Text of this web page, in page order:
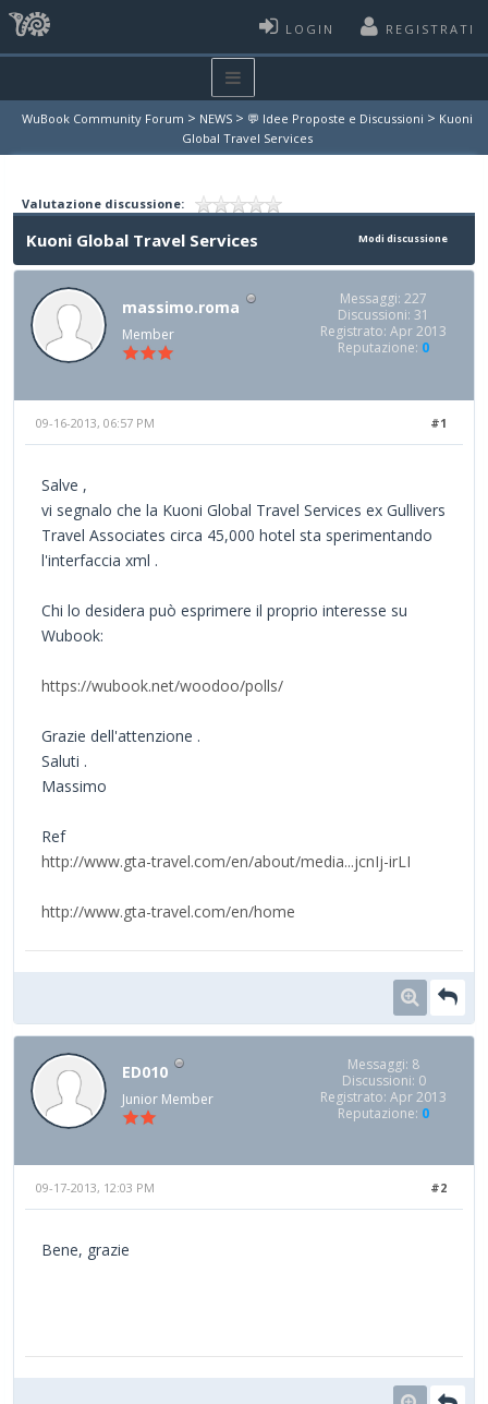
LOGIN REGISTRATI
WuBook Community Forum > NEWS > 💬 Idee Proposte e Discussioni > Kuoni
Global Travel Services
Valutazione discussione:
Modi discussione
Kuoni Global Travel Services
massimo.roma
Member
Messaggi: 227
Discussioni: 31
Registrato: Apr 2013
Reputazione: 0
#1
09-16-2013, 06:57 PM
Salve ,
vi segnalo che la Kuoni Global Travel Services ex Gullivers
Travel Associates circa 45,000 hotel sta sperimentando
l'interfaccia xml .
Chi lo desidera può esprimere il proprio interesse su
Wubook:
https://wubook.net/woodoo/polls/
Grazie dell'attenzione .
Saluti .
Massimo
Ref
http://www.gta-travel.com/en/about/media...jcnIj-irLI
http://www.gta-travel.com/en/home
ED010
Junior Member
Messaggi: 8
Discussioni: 0
Registrato: Apr 2013
Reputazione: 0
#2
09-17-2013, 12:03 PM
Bene, grazie